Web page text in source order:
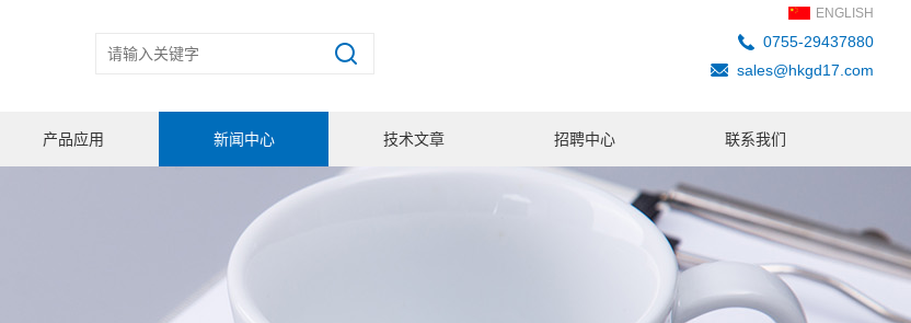
ENGLISH
0755-29437880
sales@hkgd17.com
产品应用 新闻中心 技术文章 招聘中心 联系我们